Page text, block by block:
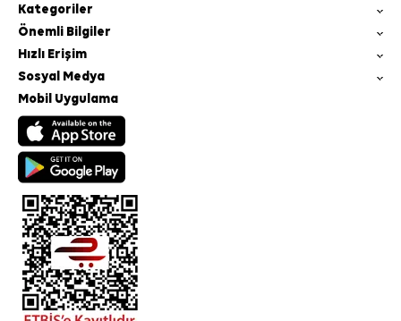
Kategoriler
Önemli Bilgiler
Hızlı Erişim
Sosyal Medya
Mobil Uygulama